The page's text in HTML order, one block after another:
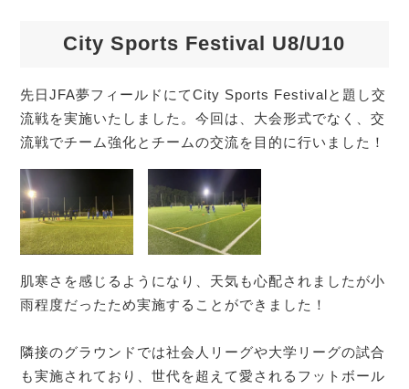
City Sports Festival U8/U10
先日JFA夢フィールドにてCity Sports Festivalと題し交
流戦を実施いたしました。今回は、大会形式でなく、交
流戦でチーム強化とチームの交流を目的に行いました！
肌寒さを感じるようになり、天気も心配されましたが小
雨程度だったため実施することができました！
隣接のグラウンドでは社会人リーグや大学リーグの試合
も実施されており、世代を超えて愛されるフットボール